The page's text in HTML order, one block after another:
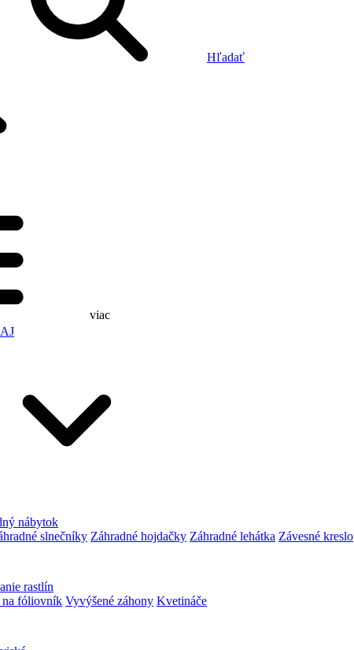
Hľadať
viac
nábytok
slnečníky Záhradné hojdačky Záhradné lehátka Závesné kreslo
rastlín
na fóliovník Vyvýšené záhony Kvetináče